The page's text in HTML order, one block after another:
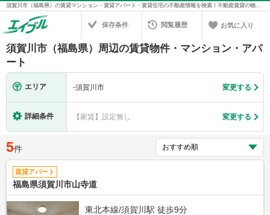
須賀川市（福島県）の賃貸マンション・賃貸アパート・賃貸住宅の不動産情報を検索！不動産賃貸の物件探しは、お部屋探しのエイブル
保存条件 閲覧履歴 お気に入り
須賀川市（福島県）周辺の賃貸物件・マンション・アパ
ート
エリア -須賀川市 変更する
詳細条件 【家賃】設定無し 変更する
5件
賃貸アパート
福島県須賀川市山寺道
東北本線/須賀川駅 徒歩9分